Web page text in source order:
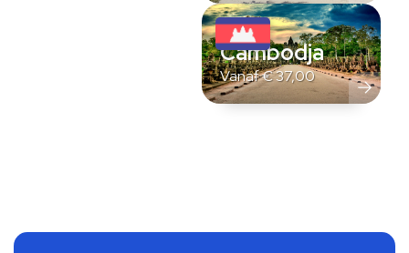
Cambodja
Vanaf€37,00